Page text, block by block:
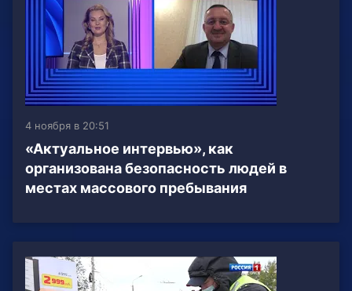
4 ноября в 20:51
«Актуальное интервью», как
организована безопасность людей в
местах массового пребывания